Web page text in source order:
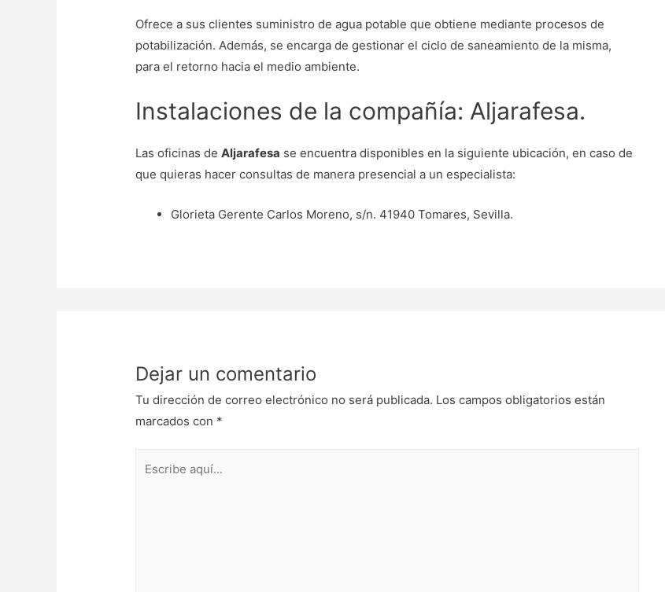
Ofrece a sus clientes suministro de agua potable que obtiene mediante procesos de
potabilización. Además, se encarga de gestionar el ciclo de saneamiento de la misma,
para el retorno hacia el medio ambiente.
Instalaciones de la compañía: Aljarafesa.
Las oficinas deAljarafesa se encuentra disponibles en la siguiente ubicación, en caso de
que quieras hacer consultas de manera presencial a un especialista:
Glorieta Gerente Carlos Moreno, s/n. 41940 Tomares, Sevilla.
Dejar un comentario
Tu dirección de correo electrónico no será publicada. Los campos obligatorios están
marcados con *